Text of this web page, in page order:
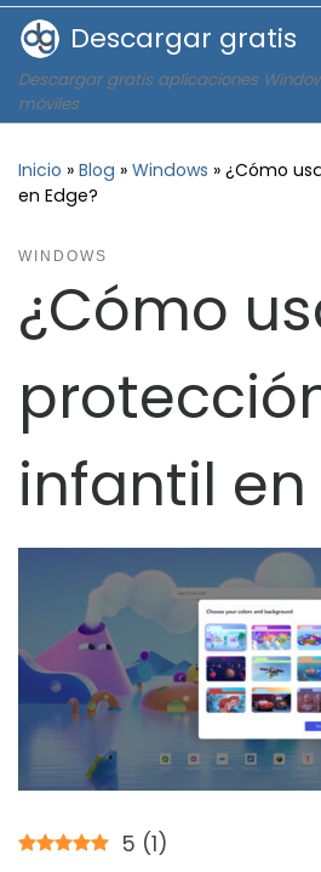
Saltar al contenido
Descargar gratis
Descargar gratis aplicaciones
móviles
Inicio » Blog » Windows » ¿Cómo
en Edge?
WINDOWS
¿Cómo
infantil en
5 (1)